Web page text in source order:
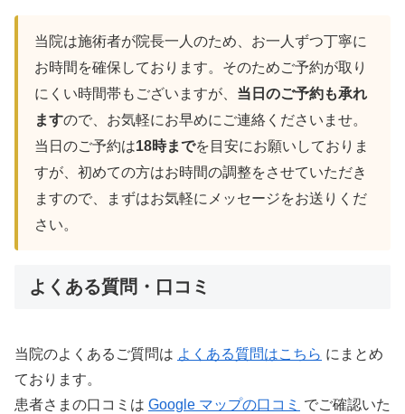
当院は施術者が院長一人のため、お一人ずつ丁寧に
お時間を確保しております。そのためご予約が取り
にくい時間帯もございますが、 当日のご予約も承れ
ますので、お気軽にお早めにご連絡くださいませ。
当日のご予約は18時までを目安にお願いしておりま
すが、初めての方はお時間の調整をさせていただき
ますので、まずはお気軽にメッセージをお送りくだ
さい。
よくある質問・口コミ
当院のよくあるご質問は よくある質問はこちら にまとめ
ております。
患者さまの口コミは Google マップの口コミ でご確認いた